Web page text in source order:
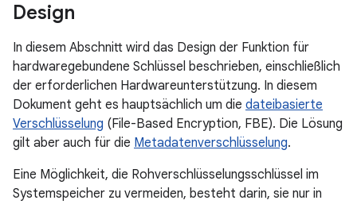
Design
In diesem Abschnitt wird das Design der Funktion für
hardwaregebundene Schlüssel beschrieben, einschließlich
der erforderlichen Hardwareunterstützung. In diesem
Dokument geht es hauptsächlich um die dateibasierte
Verschlüsselung (File-Based Encryption, FBE). Die Lösung
gilt aber auch für die Metadatenverschlüsselung.
Eine Möglichkeit, die Rohverschlüsselungsschlüssel im
Systemspeicher zu vermeiden, besteht darin, sie nur in